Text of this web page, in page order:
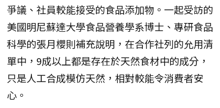
爭議、社員較能接受的食品添加物。一起受訪的
美國明尼蘇達大學食品營養學系博士、專研食品
科學的張月櫻則補充說明，在合作社列的允用清
單中，9成以上都是存在於天然食材中的成分，
只是人工合成模仿天然，相對較能令消費者安
心。